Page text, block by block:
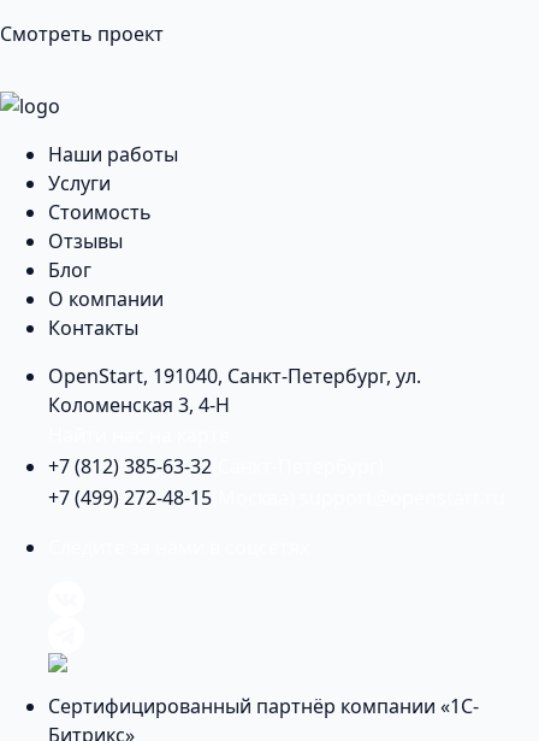
Смотреть проект
Наши работы
Услуги
Стоимость
Отзывы
Блог
О компании
Контакты
OpenStart, 191040, Санкт-Петербург, ул.
Коломенская 3, 4-Н
+7 (812) 385-63-32
+7 (499) 272-48-15
Сертифицированный партнёр компании «1С-
Битрикс»